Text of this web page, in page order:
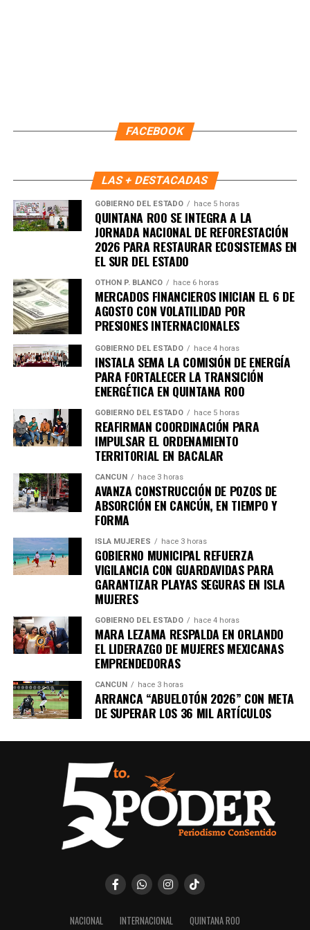
Recibe las noticias al instante
Únete al canal oficial de WhatsApp de
Quinto Podery recibe las noticias más
importantes de Quintana Roo directamente
en tu teléfono.
Unirme al canal de WhatsApp
FACEBOOK
LAS + DESTACADAS
GOBIERNO DEL ESTADO hace 5 horas
QUINTANA ROO SE INTEGRA A LA
JORNADA NACIONAL DE REFORESTACIÓN
2026 PARA RESTAURAR ECOSISTEMAS EN
EL SUR DEL ESTADO
OTHON P. BLANCO hace 6 horas
MERCADOS FINANCIEROS INICIAN EL 6 DE
AGOSTO CON VOLATILIDAD POR
PRESIONES INTERNACIONALES
GOBIERNO DEL ESTADO hace 4 horas
INSTALA SEMA LA COMISIÓN DE ENERGÍA
PARA FORTALECER LA TRANSICIÓN
ENERGÉTICA EN QUINTANA ROO
GOBIERNO DEL ESTADO hace 5 horas
REAFIRMAN COORDINACIÓN PARA
IMPULSAR EL ORDENAMIENTO
TERRITORIAL EN BACALAR
CANCÚN hace 3 horas
AVANZA CONSTRUCCIÓN DE POZOS DE
ABSORCIÓN EN CANCÚN, EN TIEMPO Y
FORMA
ISLA MUJERES hace 3 horas
GOBIERNO MUNICIPAL REFUERZA
VIGILANCIA CON GUARDAVIDAS PARA
GARANTIZAR PLAYAS SEGURAS EN ISLA
MUJERES
GOBIERNO DEL ESTADO hace 4 horas
MARA LEZAMA RESPALDA EN ORLANDO
EL LIDERAZGO DE MUJERES MEXICANAS
EMPRENDEDORAS
CANCÚN hace 3 horas
ARRANCA “ABUELOTÓN 2026” CON META
DE SUPERAR LOS 36 MIL ARTÍCULOS
NACIONAL INTERNACIONAL QUINTANA ROO